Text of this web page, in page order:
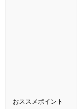
おススメポイント